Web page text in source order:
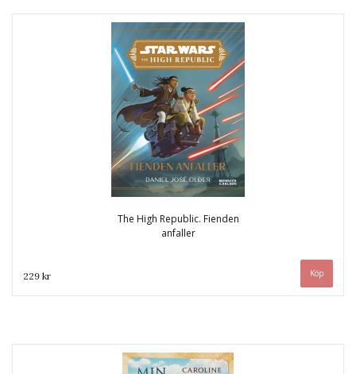
The High Republic. Fienden
anfaller
229 kr